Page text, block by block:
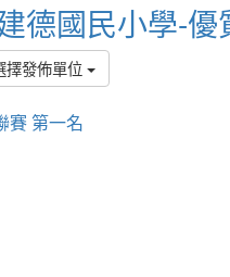
德國民小學-優
擇發佈單位
賽 第一名